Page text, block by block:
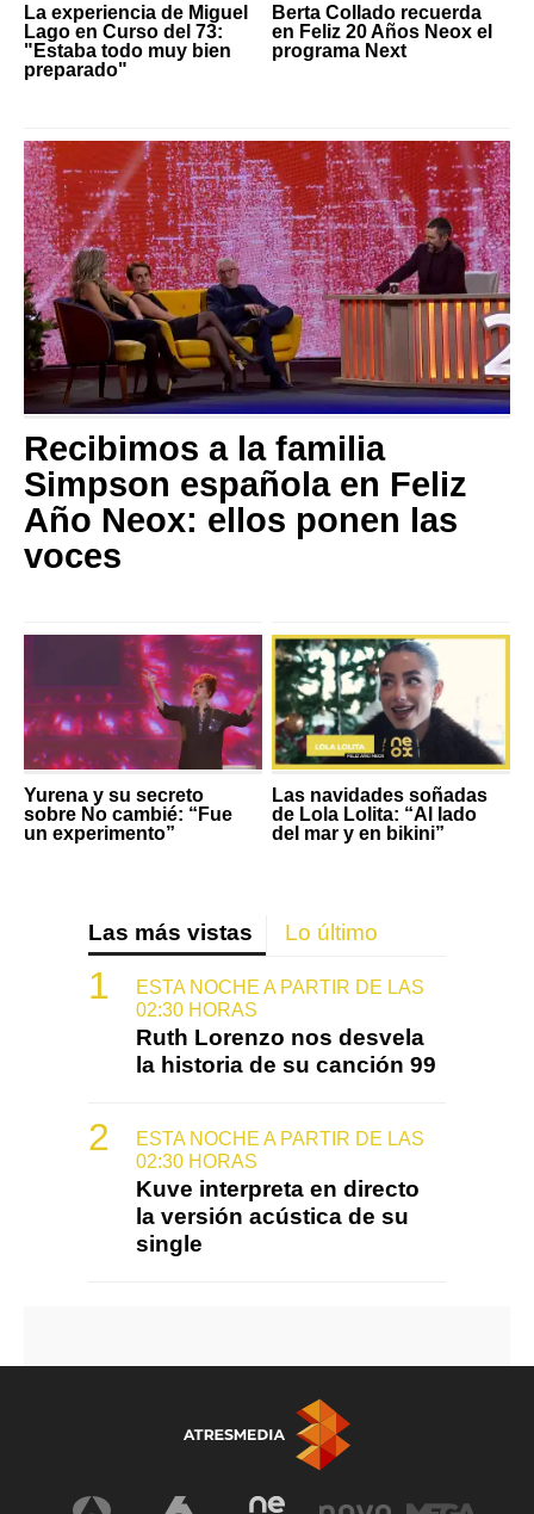
La experiencia de Miguel
Lago en Curso del 73:
"Estaba todo muy bien
preparado"
Berta Collado recuerda
en Feliz 20 Años Neox el
programa Next
Recibimos a la familia
Simpson española en Feliz
Año Neox: ellos ponen las
voces
Yurena y su secreto
sobre No cambié: “Fue
un experimento”
Las navidades soñadas
de Lola Lolita: “Al lado
del mar y en bikini”
Las más vistas Lo último
ESTA NOCHE A PARTIR DE LAS
02:30 HORAS
Ruth Lorenzo nos desvela
la historia de su canción 99
ESTA NOCHE A PARTIR DE LAS
02:30 HORAS
Kuve interpreta en directo
la versión acústica de su
single